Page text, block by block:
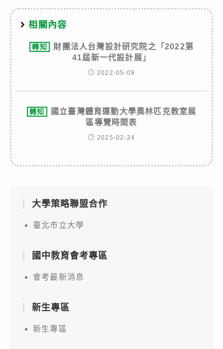
相關內容
轉知
財團法人台灣設計研究院之「2022第
41屆新一代設計展」
2022-05-09
轉知
國立臺灣體育運動大學奧林匹克教室展
區導覽時間表
2025-02-24
大學策略聯盟合作
臺北市立大學
國中教育會考專區
會考最新消息
新生專區
新生專區